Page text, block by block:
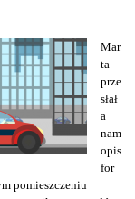
Mar
ta
prze
słał
a
nam
opis
for
pomieszczeniu